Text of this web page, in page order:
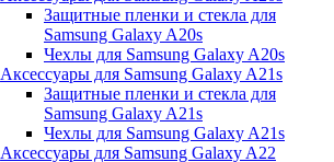
Защитные пленки и стекла для
Samsung Galaxy A20s
Чехлы для Samsung Galaxy A20s
Аксессуары для Samsung Galaxy A21s
Защитные пленки и стекла для
Samsung Galaxy A21s
Чехлы для Samsung Galaxy A21s
Аксессуары для Samsung Galaxy A22